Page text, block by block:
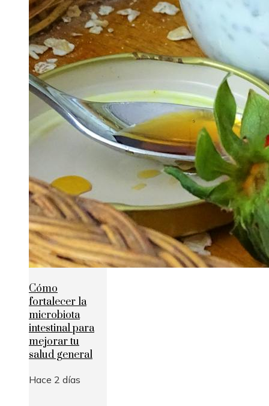
Cómo
fortalecer la
microbiota
intestinal para
mejorar tu
salud general
Hace 2 días